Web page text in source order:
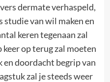
dermate verhaspeld,
studie van wil maken en
keren tegenaan zal
keer op terug zal moeten
en doordacht begrip van
zal je steeds weer